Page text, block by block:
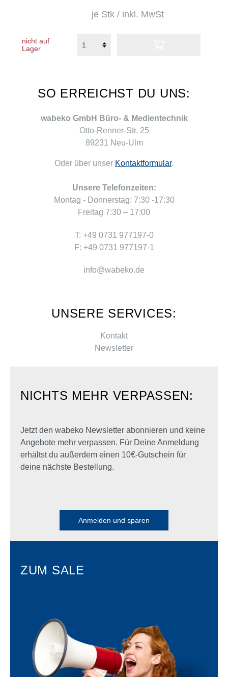
je Stk / inkl. MwSt
nicht auf
Lager
SO ERREICHST DU UNS:
wabeko GmbH Büro- & Medientechnik
Otto-Renner-Str. 25
89231 Neu-Ulm
Oder über unser Kontaktformular.
Unsere Telefonzeiten:
Montag - Donnerstag: 7:30 -17:30
Freitag 7:30 – 17:00
T: +49 0731 977197-0
F: +49 0731 977197-1
info@wabeko.de
UNSERE SERVICES:
Kontakt
Newsletter
NICHTS MEHR VERPASSEN:
Jetzt den wabeko Newsletter abonnieren und keine
Angebote mehr verpassen. Für Deine Anmeldung
erhältst du außerdem einen 10€-Gutschein für
deine nächste Bestellung.
Anmelden und sparen
ZUM SALE